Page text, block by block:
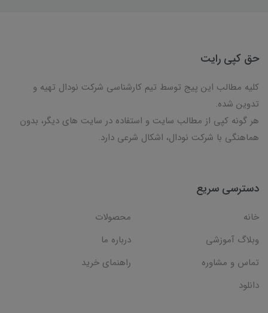
حق کپی رایت
کلیه مطالب این پیج توسط تیم کارشناسی شرکت نودال تهیه و
تدوین شده.
هر گونه کپی از مطالب سایت و استفاده در سایت های دیگر، بدون
هماهنگی با شرکت نودال، اشکال شرعی دارد.
دسترسی سریع
خانه
محصولات
وبلاگ آموزشی
درباره ما
تماس و مشاوره
راهنمای خرید
دانلود